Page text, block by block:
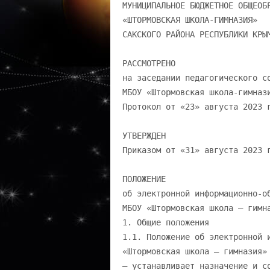
МУНИЦИПАЛЬНОЕ БЮДЖЕТНОЕ ОБЩЕОБРАЗОВАТЕЛЬНОЕ УЧРЕЖДЕНИЕ «ШТОРМОВСКАЯ ШКОЛА-ГИМНАЗИЯ» САКСКОГО РАЙОНА РЕСПУБЛИКИ КРЫМ РАССМОТРЕНО на заседании педагогического совета МБОУ «Штормовская школа-гимназия» Протокол от «23» августа 2023 г. № 11 УТВЕРЖДЕН Приказом от «31» августа 2023 г. № 156 ПОЛОЖЕНИЕ об электронной информационно-образовательной среде МБОУ «Штормовская школа – гимназия» 1. Общие положения 1.1. Положение об электронной информационно-образовательной среде МБОУ «Штормовская школа – гимназия» (далее – Положение, гимназия) – устанавливает назначение и составные элементы электронной информационнообразовательной среды (далее - ЭИОС) гимназии; – устанавливает требования к функционированию ЭИОС гимназии; – регулирует порядок и формы доступа к ресурсам, системам и веб-сервисам ЭИОС гимназии; – определяет права и ответственность пользователей ЭИОС гимназии. 1.2. Положение разработано в соответствии с: – Федеральным законом от 29.12.2012 №273-ФЗ «Об образовании в Российской Федерации»; – Федеральным законом от 27.07.2006 №149-ФЗ «Об информации, информационных технологиях и о защите информации»; – Федеральным законом от 27.07.2006 № 152-ФЗ «О персональных данных»; – постановлением Правительства РФ от 20.10.2021 №1802 «Об утверждении Правил размещения на официальном сайте образовательной организации в информационнотелекоммуникационной сети «Интернет» и обновления информации об образовательной организации, а также о признании утратившими силу некоторых актов и отдельных положений некоторых актов Правительства Российской Федерации»; – Уставом МБОУ «Штормовская школа – гимназия»; – локальными нормативными актами, регламентирующими организацию и обеспечение образовательного процесса. 1.3. Электронная информационно-образовательная среда гимназии (ЭИОС) – информационно-образовательное пространство, системно организованная совокупность информационного, технического и учебно-методического обеспечения, представленного в электронной форме и включающего в себя электронные информационные ресурсы, электронные образовательные ресурсы, совокупность информационных технологий, телекоммуникационных технологий, соответствующих технологических средств и обеспечивающего освоение обучающимися образовательных программ в полном объеме независимо от места нахождения обучающихся. 1.4. Назначение ЭИОС – обеспечение информационной открытости гимназии в соответствии с требованиями действующего законодательства Российской Федерации в сфере образования, организация образовательной деятельности гимназии и обеспечение доступа обучающихся и педагогических работников к информационно-образовательным ресурсам ЭИОС. 2 2. Цель и задачи 2.1. Целью формирования ЭИОС гимназии является информационное и методическое обеспечение образовательного процесса в соответствии с требованиями к реализации образовательных программ. 2.2. Основные задачи: – создание на основе современных информационных технологий единого образовательного и коммуникативного пространства; – обеспечение доступа обучающегося из любой точки, в которой имеется доступ к информационно-телекоммуникационной сети «Интернет», как на территории гимназии, так и вне его к электронным образовательным ресурсам, указанным в образовательных программах; – фиксация хода образовательного процесса, результатов промежуточной аттестации и результатов освоения образовательной программы; – проведение всех видов занятий, процедур оценки результатов обучения, реализация которых предусмотрена с применением электронного обучения, дистанционных образовательных технологий; – формирование электронного портфолио обучающегося, в том числе сохранение работ обучающегося, рецензий и оценок на эти работы со стороны любых участников образовательного процесса; – создание условий для организации взаимодействия между участниками образовательного процесса, в том числе синхронного и (или) асинхронного посредством сети «Интернет». 2.3. Основные принципы функционирования: – доступность и открытость; – комплексность построения; – ориентированность на пользователя; – системность; – интегративность и многофункциональность. 3. Формирование и функционирование 3.1. ЭИОС и отдельные ее элементы соответствуют действующему законодательству Российской Федерации; 3.2. Функционирование электронной информационно-образовательной среды гимназии обеспечивается соответствующими средствами информационно-коммуникационных технологий и квалификацией работников, ее использующих и поддерживающих (далее - пользователи): – обучающиеся: наличие базовых навыков работы с компьютером, ознакомление с порядком доступа к отдельным элементам ЭИОС; – работники (педагогические работники, административно управленческий и учебновспомогательный персонал): наличие базовых навыков работы с компьютером, прохождение курсов повышения квалификации и обучающих семинаров соответствующей направленности с целью приобретения и развития компетенций, необходимых для работы с модулями ЭИОС. 3.3. Порядок доступа к элементам ЭИОС регулируется соответствующими локальными актами гимназии; 3.4. ЭИОС формируется на основе отдельных модулей (элементов), входящих в ее состав. 3.5. Информационное наполнение ЭИОС определяется потребностями пользователей и осуществляется структурными подразделениями гимназии в порядке, установленном соответствующими локальными нормативными актами. 3.6. ЭИОС обеспечивает возможность хранения, переработки и передачи информации любого вида (визуальной и звуковой, статичной и динамичной, текстовой и графической), а также возможность доступа к